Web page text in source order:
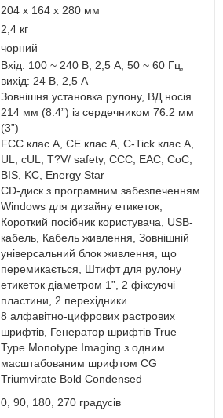
204 x 164 x 280 мм
2,4 кг
чорний
Вхід: 100 ~ 240 В, 2,5 А, 50 ~ 60 Гц,
вихід: 24 В, 2,5 A
Зовнішня установка рулону, ВД носія
214 мм (8.4”) із сердечником 76.2 мм
(3”)
FCC клас A, CE клас A, C-Tick клас A,
UL, cUL, T?V/ safety, CCC, EAC, CoC,
BIS, KC, Energy Star
CD-диск з програмним забезпеченням
Windows для дизайну етикеток,
Короткий посібник користувача, USB-
кабель, Кабель живлення, Зовнішній
універсальний блок живлення, що
перемикається, Штифт для рулону
етикеток діаметром 1”, 2 фіксуючі
пластини, 2 перехідники
8 алфавітно-цифрових растрових
шрифтів, Генератор шрифтів True
Type Monotype Imaging з одним
масштабованим шрифтом CG
Triumvirate Bold Condensed
0, 90, 180, 270 градусів